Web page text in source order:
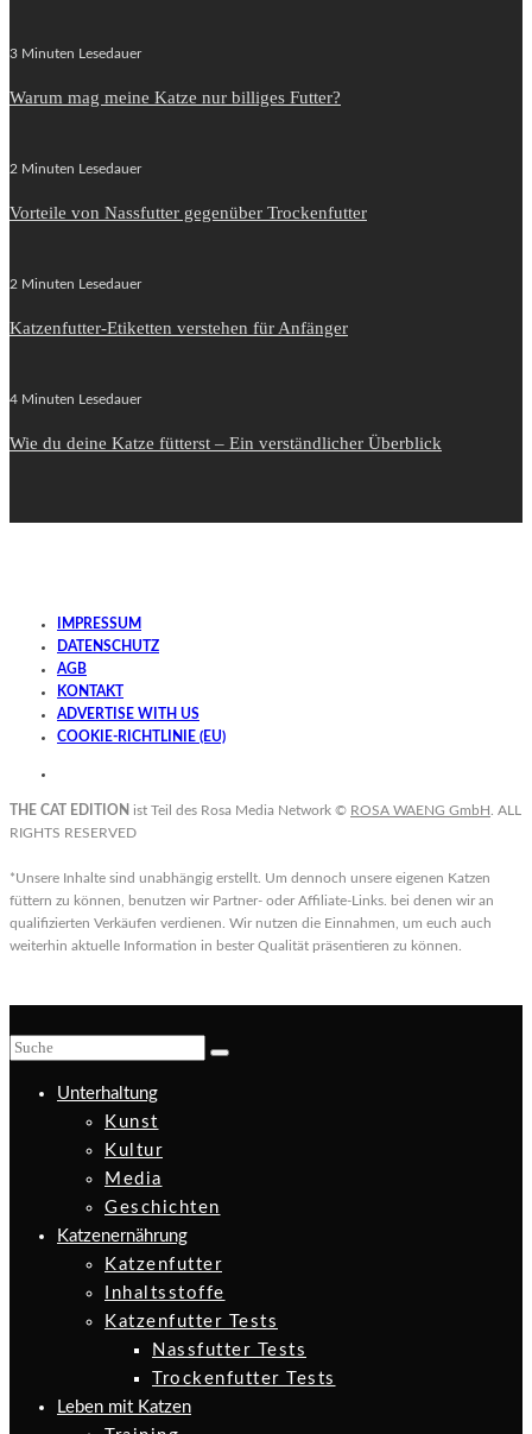
3 Minuten Lesedauer
Warum mag meine Katze nur billiges Futter?
2 Minuten Lesedauer
Vorteile von Nassfutter gegenüber Trockenfutter
2 Minuten Lesedauer
Katzenfutter-Etiketten verstehen für Anfänger
4 Minuten Lesedauer
Wie du deine Katze fütterst – Ein verständlicher Überblick
IMPRESSUM
DATENSCHUTZ
AGB
KONTAKT
ADVERTISE WITH US
COOKIE-RICHTLINIE (EU)
THE CAT EDITION ist Teil des Rosa Media Network © ROSA WAENG GmbH . ALL
RIGHTS RESERVED
*Unsere Inhalte sind unabhängig erstellt. Um dennoch unsere eigenen Katzen
füttern zu können, benutzen wir Partner- oder Affiliate-Links. bei denen wir an
qualifizierten Verkäufen verdienen. Wir nutzen die Einnahmen, um euch auch
weiterhin aktuelle Information in bester Qualität präsentieren zu können.
Unterhaltung
Kunst
Kultur
Media
Geschichten
Katzenernährung
Katzenfutter
Inhaltsstoffe
Katzenfutter Tests
Nassfutter Tests
Trockenfutter Tests
Leben mit Katzen